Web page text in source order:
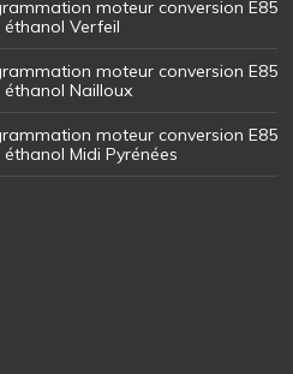
moteur conversion E85
éthanol Verfeil
moteur conversion E85
éthanol Nailloux
moteur conversion E85
Midi Pyrénées